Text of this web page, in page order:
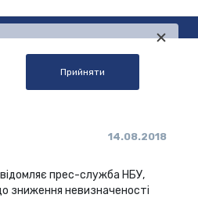
14.08.2018
прес-служба НБУ,
зниження невизначеності
Прийняти